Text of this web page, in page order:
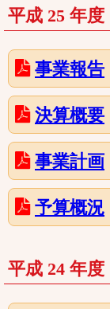
平成 25 年度
事業報告
決算概要
事業計画
予算概況
平成 24 年度